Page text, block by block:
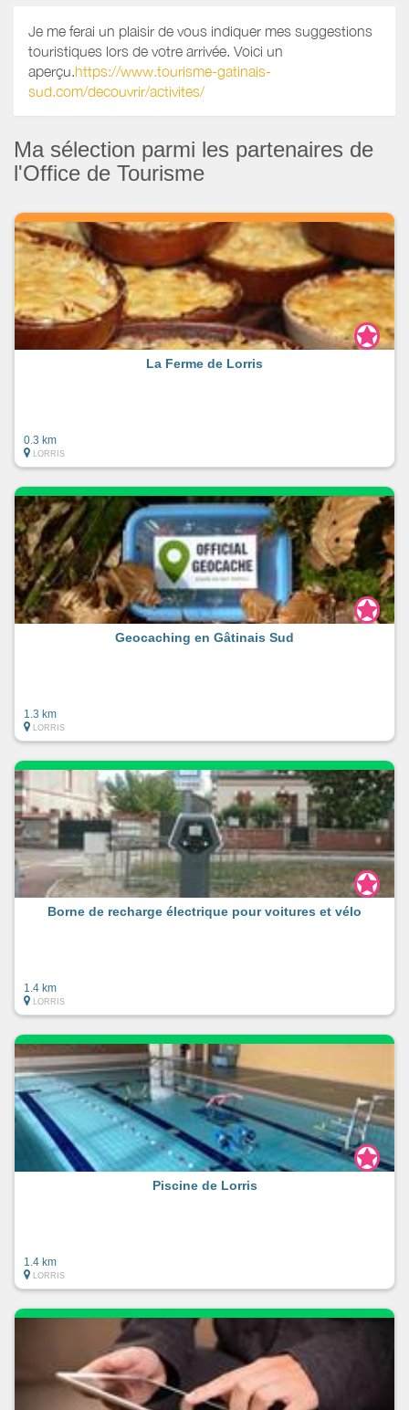
Je me ferai un plaisir de vous indiquer mes suggestions
touristiques lors de votre arrivée. Voici un
aperçu.https://www.tourisme-gatinais-
sud.com/decouvrir/activites/
Ma sélection parmi les partenaires de
l'Office de Tourisme
La Ferme de Lorris
0.3 km
LORRIS
Geocaching en Gâtinais Sud
1.3 km
LORRIS
Borne de recharge électrique pour voitures et vélo
1.4 km
LORRIS
Piscine de Lorris
1.4 km
LORRIS